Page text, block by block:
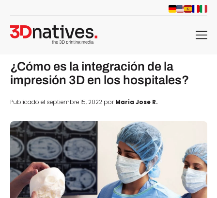
menu
¿Cómo es la integración de la
impresión 3D en los hospitales?
Publicado el septiembre 15, 2022 porMaria Jose R.